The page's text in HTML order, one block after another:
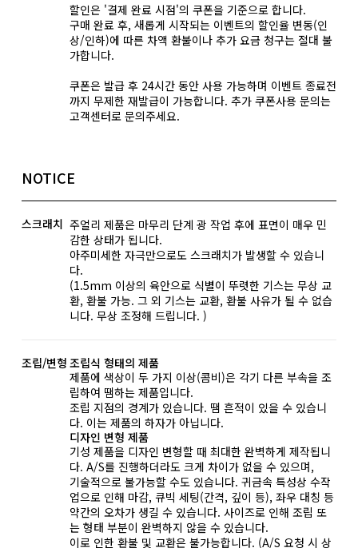
할인은 '결제 완료 시점'의 쿠폰을 기준으로 합니다.
구매 완료 후, 새롭게 시작되는 이벤트의 할인율 변동(인
상/인하)에 따른 차액 환불이나 추가 요금 청구는 절대 불
가합니다.
쿠폰은 발급 후 24시간 동안 사용 가능하며 이벤트 종료전
까지 무제한 재발급이 가능합니다. 추가 쿠폰사용 문의는
고객센터로 문의주세요.
NOTICE
스크래치 주얼리 제품은 마무리 단계 광 작업 후에 표면이 매우 민
감한 상태가 됩니다.
아주미세한 자극만으로도 스크래치가 발생할 수 있습니
다.
(1.5mm 이상의 육안으로 식별이 뚜렷한 기스는 무상 교
환, 환불 가능. 그 외 기스는 교환, 환불 사유가 될 수 없습
니다. 무상 조정해 드립니다. )
조립/변형 조립식 형태의 제품
제품에 색상이 두 가지 이상(콤비)은 각기 다른 부속을 조
립하여 땜하는 제품입니다.
조립 지점의 경계가 있습니다. 땜 흔적이 있을 수 있습니
다. 이는 제품의 하자가 아닙니다.
디자인 변형 제품
기성 제품을 디자인 변형할 때 최대한 완벽하게 제작됩니
다. A/S를 진행하더라도 크게 차이가 없을 수 있으며,
기술적으로 불가능할 수도 있습니다. 귀금속 특성상 수작
업으로 인해 마감, 큐빅 세팅(간격, 깊이 등), 좌우 대칭 등
약간의 오차가 생길 수 있습니다. 사이즈로 인해 조립 또
는 형태 부분이 완벽하지 않을 수 있습니다.
이로 인한 환불 및 교환은 불가능합니다. (A/S 요청 시 상